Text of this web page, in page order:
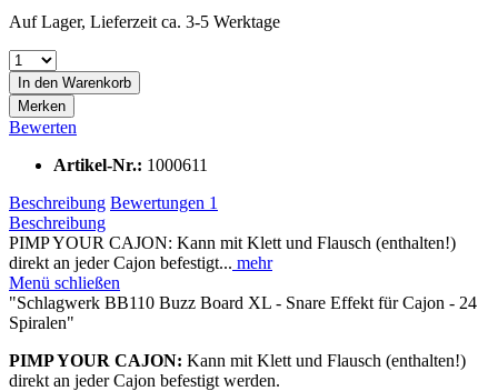
Auf Lager, Lieferzeit ca. 3-5 Werktage
In den Warenkorb
Merken
Bewerten
Artikel-Nr.: 1000611
Beschreibung Bewertungen 1
Beschreibung
PIMP YOUR CAJON: Kann mit Klett und Flausch (enthalten!)
direkt an jeder Cajon befestigt... mehr
Menü schließen
"Schlagwerk BB110 Buzz Board XL - Snare Effekt für Cajon - 24
Spiralen"
PIMP YOUR CAJON: Kann mit Klett und Flausch (enthalten!)
direkt an jeder Cajon befestigt werden.